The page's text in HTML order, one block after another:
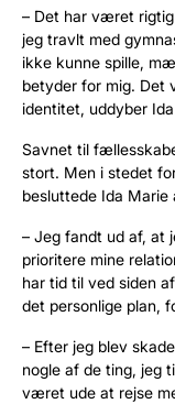
– Det har været
jeg travlt med
ikke kunne spille,
betyder for mig. Det
identitet, uddyber
Savnet til
stort. Men i stedet
besluttede Ida
– Jeg fandt ud af, at
prioritere mine
har tid til ved siden
det personlige plan,
– Efter jeg blev
nogle af de ting, jeg
været ude at rejse